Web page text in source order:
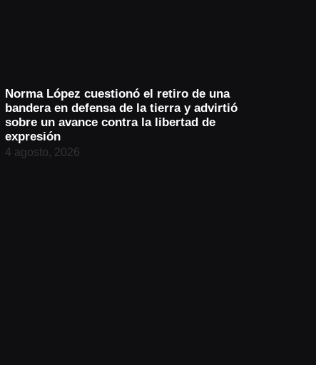
Norma López cuestionó el retiro de una
bandera en defensa de la tierra y advirtió
sobre un avance contra la libertad de
expresión
4 agosto, 2026